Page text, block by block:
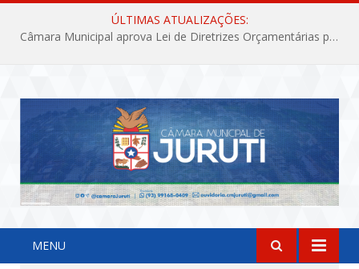
ÚLTIMAS ATUALIZAÇÕES:
Câmara Municipal aprova Lei de Diretrizes Orçamentárias para o exercício financeiro de 2027
MENU